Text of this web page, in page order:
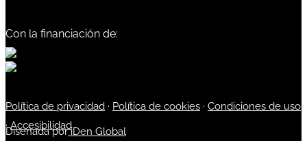
Con la financiación de:
Política de privacidad · Política de cookies · Condiciones de uso
·Accesibilidad
Diseñada poriDen Global